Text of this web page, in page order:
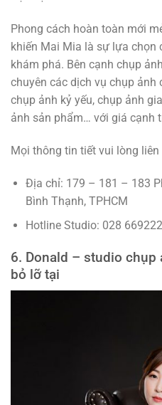
Phong cách hoàn toàn mới
khiến Mai Mia là sự lựa chọn
khám phá. Bên cạnh chụp
chuyên các dịch vụ chụp ảnh
chụp ảnh kỷ yếu, chụp ảnh
ảnh sản phẩm… với giá cạnh
Mọi thông tin tiết vui lòng liên
Địa chỉ: 179 – 181 – 183
Bình Thạnh, TPHCM
Hotline Studio: 028
6. Donald – studio chụp
bỏ lỡ tại